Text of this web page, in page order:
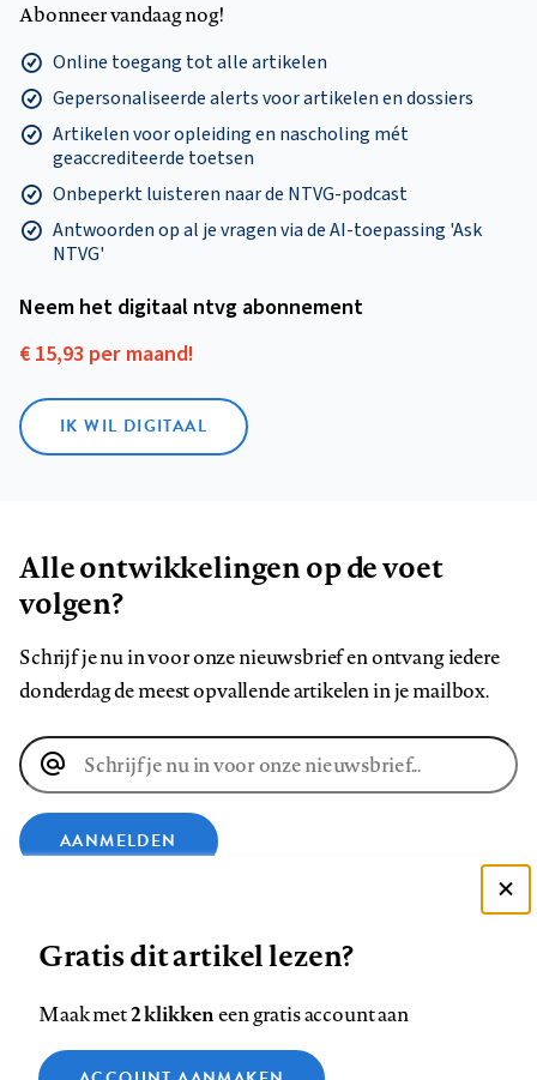
Abonneer vandaag nog!
Online toegang tot alle artikelen
Gepersonaliseerde alerts voor artikelen en dossiers
Artikelen voor opleiding en nascholing mét
geaccrediteerde toetsen
Onbeperkt luisteren naar de NTVG-podcast
Antwoorden op al je vragen via de AI-toepassing 'Ask
NTVG'
Neem het digitaal ntvg abonnement
€ 15,93 per maand!
IK WIL DIGITAAL
Alle ontwikkelingen op de voet
volgen?
Schrijf je nu in voor onze nieuwsbrief en ontvang iedere
donderdag de meest opvallende artikelen in je mailbox.
E-
mailadres
AANMELDEN
op
op
op
ons
op
Zie onze cookie policy
Gratis dit artikel lezen?
Maak met2 klikkeneen gratis account aan